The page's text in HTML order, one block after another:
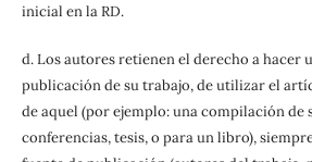
inicial en la RD.
d. Los autores retienen el derecho a hacer
publicación de su trabajo, de utilizar el
de aquel (por ejemplo: una compilación de
conferencias, tesis, o para un libro),